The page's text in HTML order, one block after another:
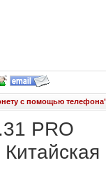
с помощью
PRO